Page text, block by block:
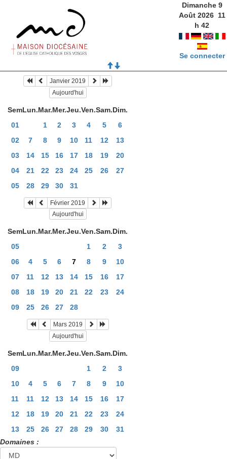
Dimanche 9
Août 2026 11
h42
Se connecter
Janvier 2019
Aujourd'hui
SemLun.Mar.Mer.Jeu.Ven.Sam.Dim.
01
1 2 3 4 5
6
02
7 8 9 10 11 12
13
03
14 15 16 17 18 19
20
04
21 22 23 24 25 26
27
05
28 29 30 31
Février 2019
Aujourd'hui
SemLun.Mar.Mer.Jeu.Ven.Sam.Dim.
05
1 2
3
06
4 5 6 7 8 9
10
07
11 12 13 14 15 16
17
08
18 19 20 21 22 23
24
09
25 26 27 28
Mars 2019
Aujourd'hui
SemLun.Mar.Mer.Jeu.Ven.Sam.Dim.
09
1 2
3
10
4 5 6 7 8 9
10
11
11 12 13 14 15 16
17
12
18 19 20 21 22 23
24
13
25 26 27 28 29 30
31
Domaines :